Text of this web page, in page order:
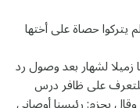
يتركوا حصاة على أختها
زميلا لشهار بعد وصول رد
على ظافر درس